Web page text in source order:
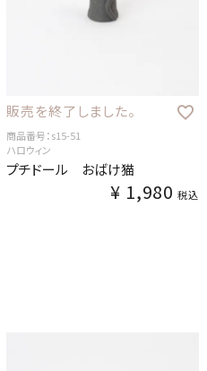
販売を終了しました。
商品番号：s15-51
ハロウィン
プチドール おばけ猫
¥ 1,980 税込